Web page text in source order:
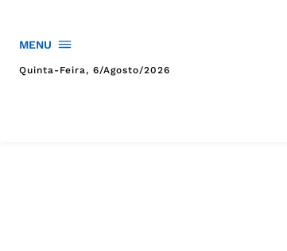
MENU
Quinta-Feira, 6/agosto/2026